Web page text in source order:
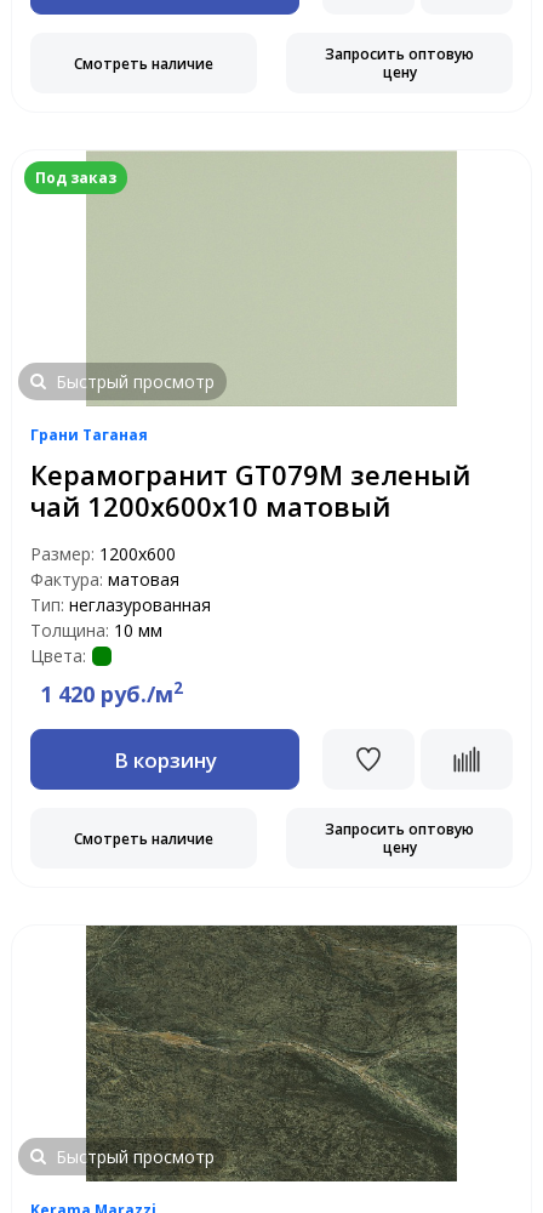
Смотреть наличие
Запросить оптовую
цену
Под заказ
Быстрый просмотр
Грани Таганая
Керамогранит GT079M зеленый
чай 1200х600х10 матовый
Размер: 1200х600
Фактура: матовая
Тип: неглазурованная
Толщина: 10 мм
Цвета:
1 420 руб./м2
В корзину
Смотреть наличие
Запросить оптовую
цену
Быстрый просмотр